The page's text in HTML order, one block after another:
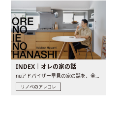
INDEX｜オレの家の話
リノベのアレコレ